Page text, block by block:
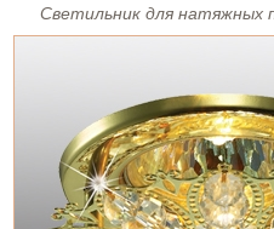
Светильник для натяжных